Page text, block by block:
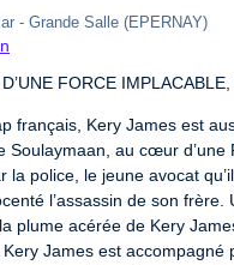
- Grande Salle (EPERNAY)
FORCE
français, Kery James est
Soulaymaan, au cœur
la police, le jeune avocat
l’assassin de son
plume acérée de Kery
James est accompagné